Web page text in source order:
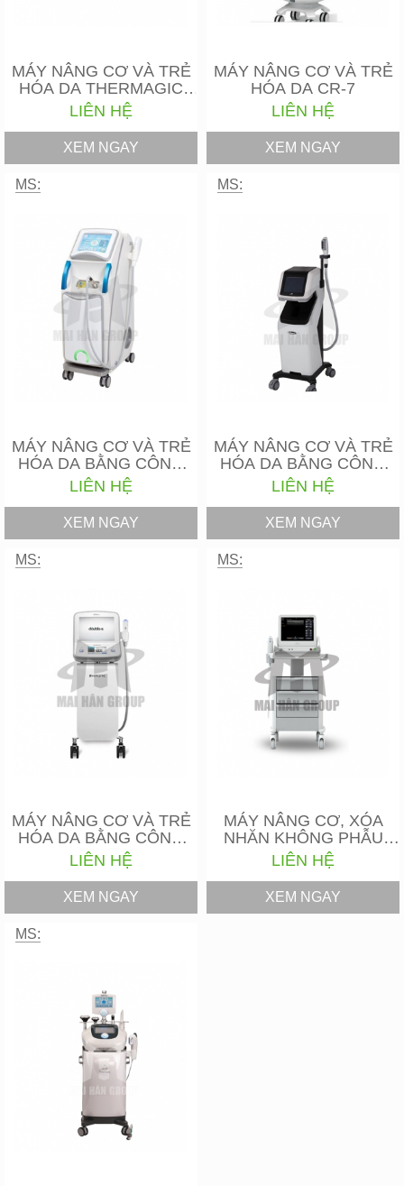
MÁY NÂNG CƠ VÀ TRẺ
HÓA DA THERMAGIC
LIFT (…
LIÊN HỆ
XEM NGAY
MÁY NÂNG CƠ VÀ TRẺ
HÓA DA CR-7
LIÊN HỆ
XEM NGAY
MS:
MÁY NÂNG CƠ VÀ TRẺ
HÓA DA BẰNG CÔNG
NGHỆ…
LIÊN HỆ
XEM NGAY
MS:
MÁY NÂNG CƠ VÀ TRẺ
HÓA DA BẰNG CÔNG
NGHỆ…
LIÊN HỆ
XEM NGAY
MS:
MÁY NÂNG CƠ VÀ TRẺ
HÓA DA BẰNG CÔNG
NGHỆ…
LIÊN HỆ
XEM NGAY
MS:
MÁY NÂNG CƠ, XÓA
NHĂN KHÔNG PHẪU
THUẬT HIFU
ULTHERAPY
LIÊN HỆ
XEM NGAY
MS: